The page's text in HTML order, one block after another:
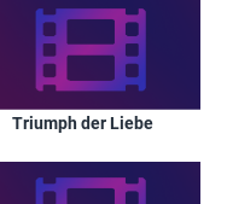
Triumph der Liebe